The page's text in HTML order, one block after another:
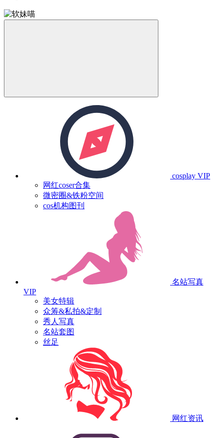
cosplay VIP
网红coser合集
微密圈&铁粉空间
cos机构图刊
名站写真
VIP
美女特辑
众筹&私拍&定制
秀人写真
名站套图
丝足
网红资讯